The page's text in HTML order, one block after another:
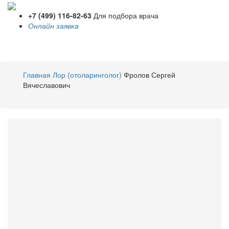
+7 (499) 116-82-63 Для подбора врача
Онлайн заявка
Главная Лор (отоларинголог) Фролов Сергей
Вячеславович